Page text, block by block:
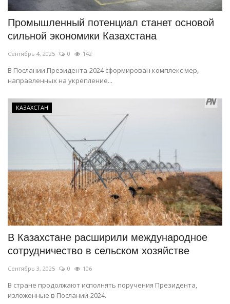
Промышленный потенциал станет основой
сильной экономики Казахстана
Сентябрь 4, 2025 0 142
В Послании Президента-2024 сформирован комплекс мер,
направленных на укрепление...
КАЗАХСТАН
В Казахстане расширили международное
сотрудничество в сельском хозяйстве
Сентябрь 3, 2025 0 106
В стране продолжают исполнять поручения Президента,
изложенные в Послании-2024.